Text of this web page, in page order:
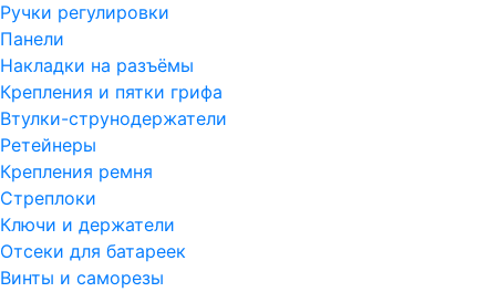
Ручки регулировки
Панели
Накладки на разъёмы
Крепления и пятки грифа
Втулки-струнодержатели
Ретейнеры
Крепления ремня
Стреплоки
Ключи и держатели
Отсеки для батареек
Винты и саморезы